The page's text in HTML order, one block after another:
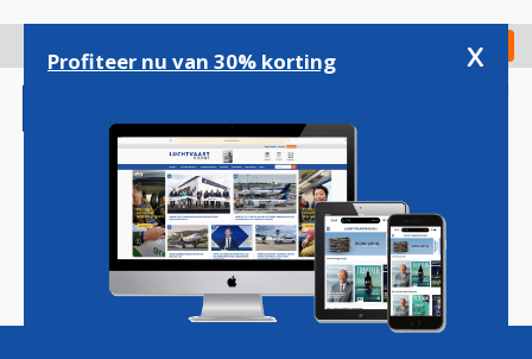
gaan
Check in
Magazine Podcasts Vacatures
Profiteer nu van 30% korting x